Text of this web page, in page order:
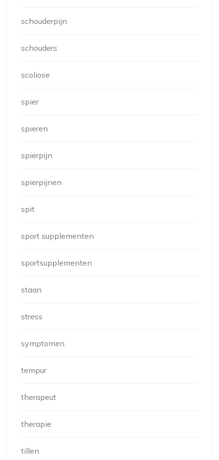
schouderpijn
schouders
scoliose
spier
spieren
spierpijn
spierpijnen
spit
sport supplementen
sportsupplementen
staan
stress
symptomen
tempur
therapeut
therapie
tillen